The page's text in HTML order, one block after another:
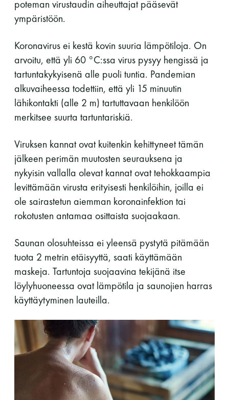
poteman virustaudin aiheuttajat pääsevät
ympäristöön.
Koronavirus ei kestä kovin suuria lämpötiloja. On
arvoitu, että yli 60 °C:ssa virus pysyy hengissä ja
tartuntakykyisenä alle puoli tuntia. Pandemian
alkuvaiheessa todettiin, että yli 15 minuutin
lähikontakti (alle 2 m) tartuttavaan henkilöön
merkitsee suurta tartuntariskiä.
Viruksen kannat ovat kuitenkin kehittyneet tämän
jälkeen perimän muutosten seurauksena ja
nykyisin vallalla olevat kannat ovat tehokkaampia
levittämään virusta erityisesti henkilöihin, joilla ei
ole sairastetun aiemman koronainfektion tai
rokotusten antamaa osittaista suojaakaan.
Saunan olosuhteissa ei yleensä pystytä pitämään
tuota 2 metrin etäisyyttä, saati käyttämään
maskeja. Tartuntoja suojaavina tekijänä itse
löylyhuoneessa ovat lämpötila ja saunojien harras
käyttäytyminen lauteilla.